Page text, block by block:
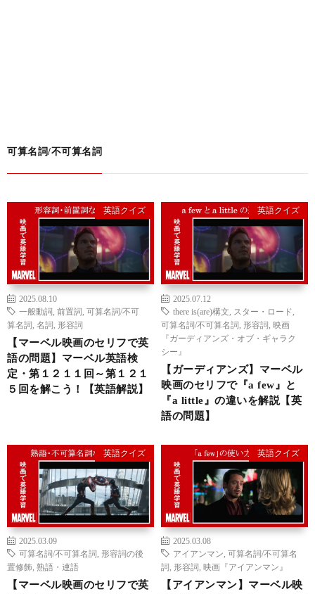
可算名詞/不可算名詞
英語クイズ
2025.08.10
一般動詞 前置詞 可算名詞/不可
算名詞 名詞 形容詞
【マーベル映画のセリフで英
語の問題】マーベル英語検
定・第１２１１回～第１２１
５回を解こう！【英語解説】
英語クイズ
2025.07.12
there is(are)構文 スター・ロード
可算名詞/不可算名詞 形容詞 映画
『ガーディアンズ・オブ・ギャラク
シー』
【ガーディアンズ】マーベル
映画のセリフで『a few』と
『a little』の違いを解説【英
語の問題】
英語クイズ
2025.03.09
可算名詞/不可算名詞 , 形容詞の後
置修飾, 熟語・連語
【マーベル映画のセリフで英
英語クイズ
2025.03.08
アイアンマン, 可算名詞/不可算名
詞 , 形容詞 , 映画『アイアンマン』
【アイアンマン】マーベル映